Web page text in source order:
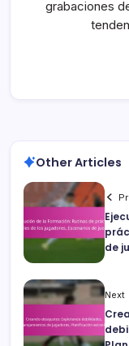
grabaciones
Other Articles
de
Next